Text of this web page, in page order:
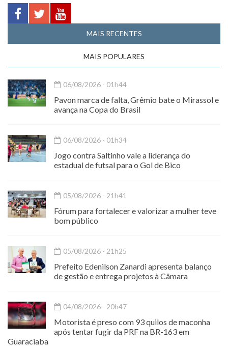
MAIS RECENTES
MAIS POPULARES
06/08/2026 - 01h44
Pavon marca de falta, Grêmio bate o Mirassol e
avança na Copa do Brasil
06/08/2026 - 01h34
Jogo contra Saltinho vale a liderança do
estadual de futsal para o Gol de Bico
05/08/2026 - 21h41
Fórum para fortalecer e valorizar a mulher teve
bom público
05/08/2026 - 21h25
Prefeito Edenilson Zanardi apresenta balanço
de gestão e entrega projetos à Câmara
04/08/2026 - 20h47
Motorista é preso com 93 quilos de maconha
após tentar fugir da PRF na BR-163 em
Guaraciaba